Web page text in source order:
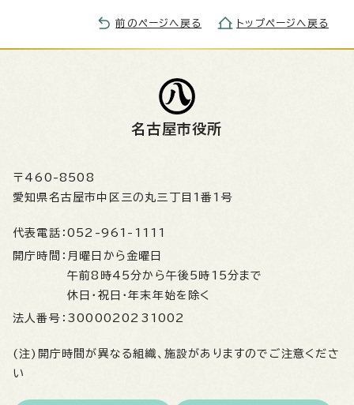
前のページへ戻る トップページへ戻る
名古屋市役所
〒460-8508
愛知県名古屋市中区三の丸三丁目1番1号
代表電話： 052-961-1111
開庁時間： 月曜日から金曜日
午前8時45分から午後5時15分まで
休日・祝日・年末年始を除く
法人番号： 3000020231002
(注)開庁時間が異なる組織、施設がありますのでご注意くださ
い